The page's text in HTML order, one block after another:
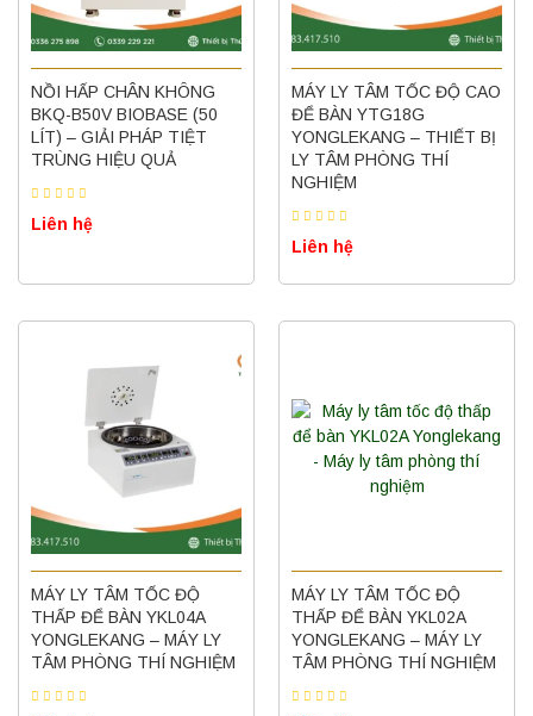
NỒI HẤP CHÂN KHÔNG
BKQ-B50V BIOBASE (50
LÍT) – GIẢI PHÁP TIỆT
TRÙNG HIỆU QUẢ
Liên hệ
MÁY LY TÂM TỐC ĐỘ CAO
ĐỂ BÀN YTG18G
YONGLEKANG – THIẾT BỊ
LY TÂM PHÒNG THÍ
NGHIỆM
Liên hệ
MÁY LY TÂM TỐC ĐỘ
THẤP ĐỂ BÀN YKL04A
YONGLEKANG – MÁY LY
TÂM PHÒNG THÍ NGHIỆM
MÁY LY TÂM TỐC ĐỘ
THẤP ĐỂ BÀN YKL02A
YONGLEKANG – MÁY LY
TÂM PHÒNG THÍ NGHIỆM